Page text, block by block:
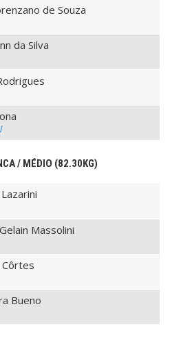
de Souza
da Silva
/ MÉDIO (82.30KG)
Massolini
Bueno